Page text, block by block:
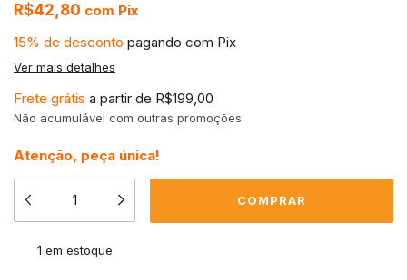
R$42,80 com Pix
15% de desconto pagando com Pix
Ver mais detalhes
Frete grátis a partir de R$199,00
Não acumulável com outras promoções
Atenção, peça única!
1 em estoque